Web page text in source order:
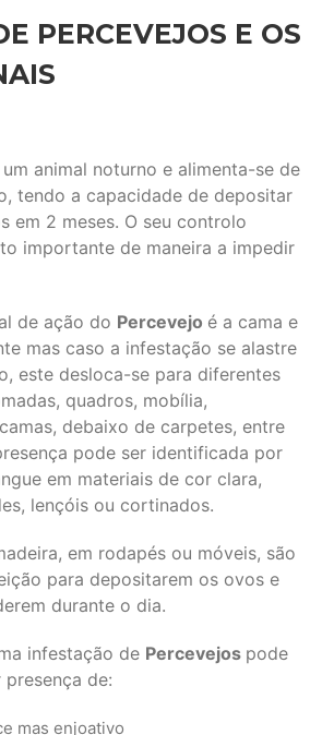
PERCEVEJOS E OS
um animal noturno e alimenta-se de
tendo a capacidade de depositar
em 2 meses. O seu controlo
importante de maneira a impedir
de ação do Percevejo é a cama e
mas caso a infestação se alastre
este desloca-se para diferentes
quadros, mobília,
debaixo de carpetes, entre
pode ser identificada por
em materiais de cor clara,
lençóis ou cortinados.
em rodapés ou móveis, são
para depositarem os ovos e
durante o dia.
infestação de Percevejos pode
de:
mas enjoativo